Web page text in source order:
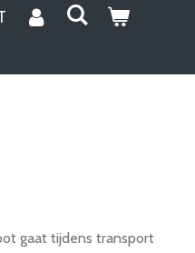
gaat tijdens transport